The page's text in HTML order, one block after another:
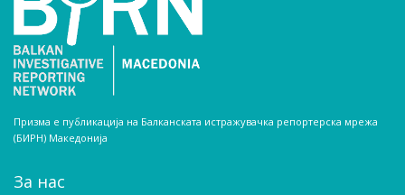
Призма е публикација на Балканската истражувачка репортерска мрежа
(БИРН) Македонија
За нас